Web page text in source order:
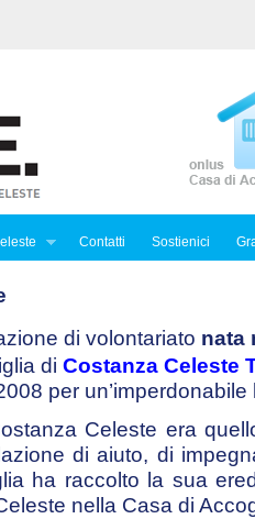
Contatti Sostienici
di volontariato nata
di Costanza Celeste
per
Celeste era
di aiuto, di
ha raccolto la sua
nella Casa di